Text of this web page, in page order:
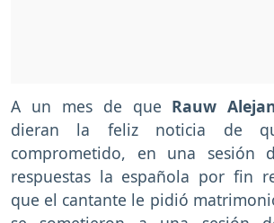
A un mes de que Rauw
dieran la feliz noticia de
comprometido, en una sesión
respuestas la española por fin
que el cantante le pidió